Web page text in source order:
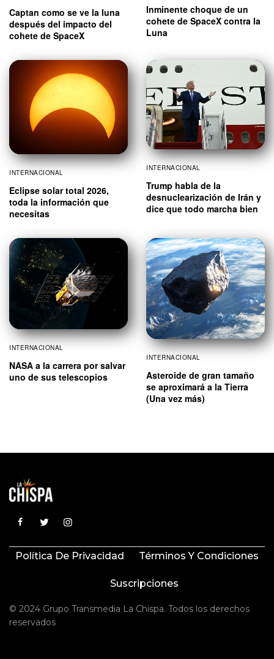
Captan como se ve la luna
después del impacto del
cohete de SpaceX
Inminente choque de un
cohete de SpaceX contra la
Luna
INTERNACIONAL
Eclipse solar total 2026,
toda la información que
necesitas
INTERNACIONAL
Trump habla de la
desnuclearización de Irán y
dice que todo marcha bien
INTERNACIONAL
NASA a la carrera por salvar
uno de sus telescopios
INTERNACIONAL
Asteroide de gran tamaño
se aproximará a la Tierra
(Una vez más)
Política De Privacidad Términos Y Condiciones
Suscripciones
© 2024 Grupo Transmedia La Chispa. Todos los derechos
reservados